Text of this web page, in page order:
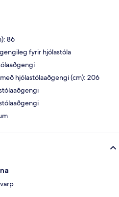
86
fyrir hjólastóla
hjólastólaaðgengi (cm): 206